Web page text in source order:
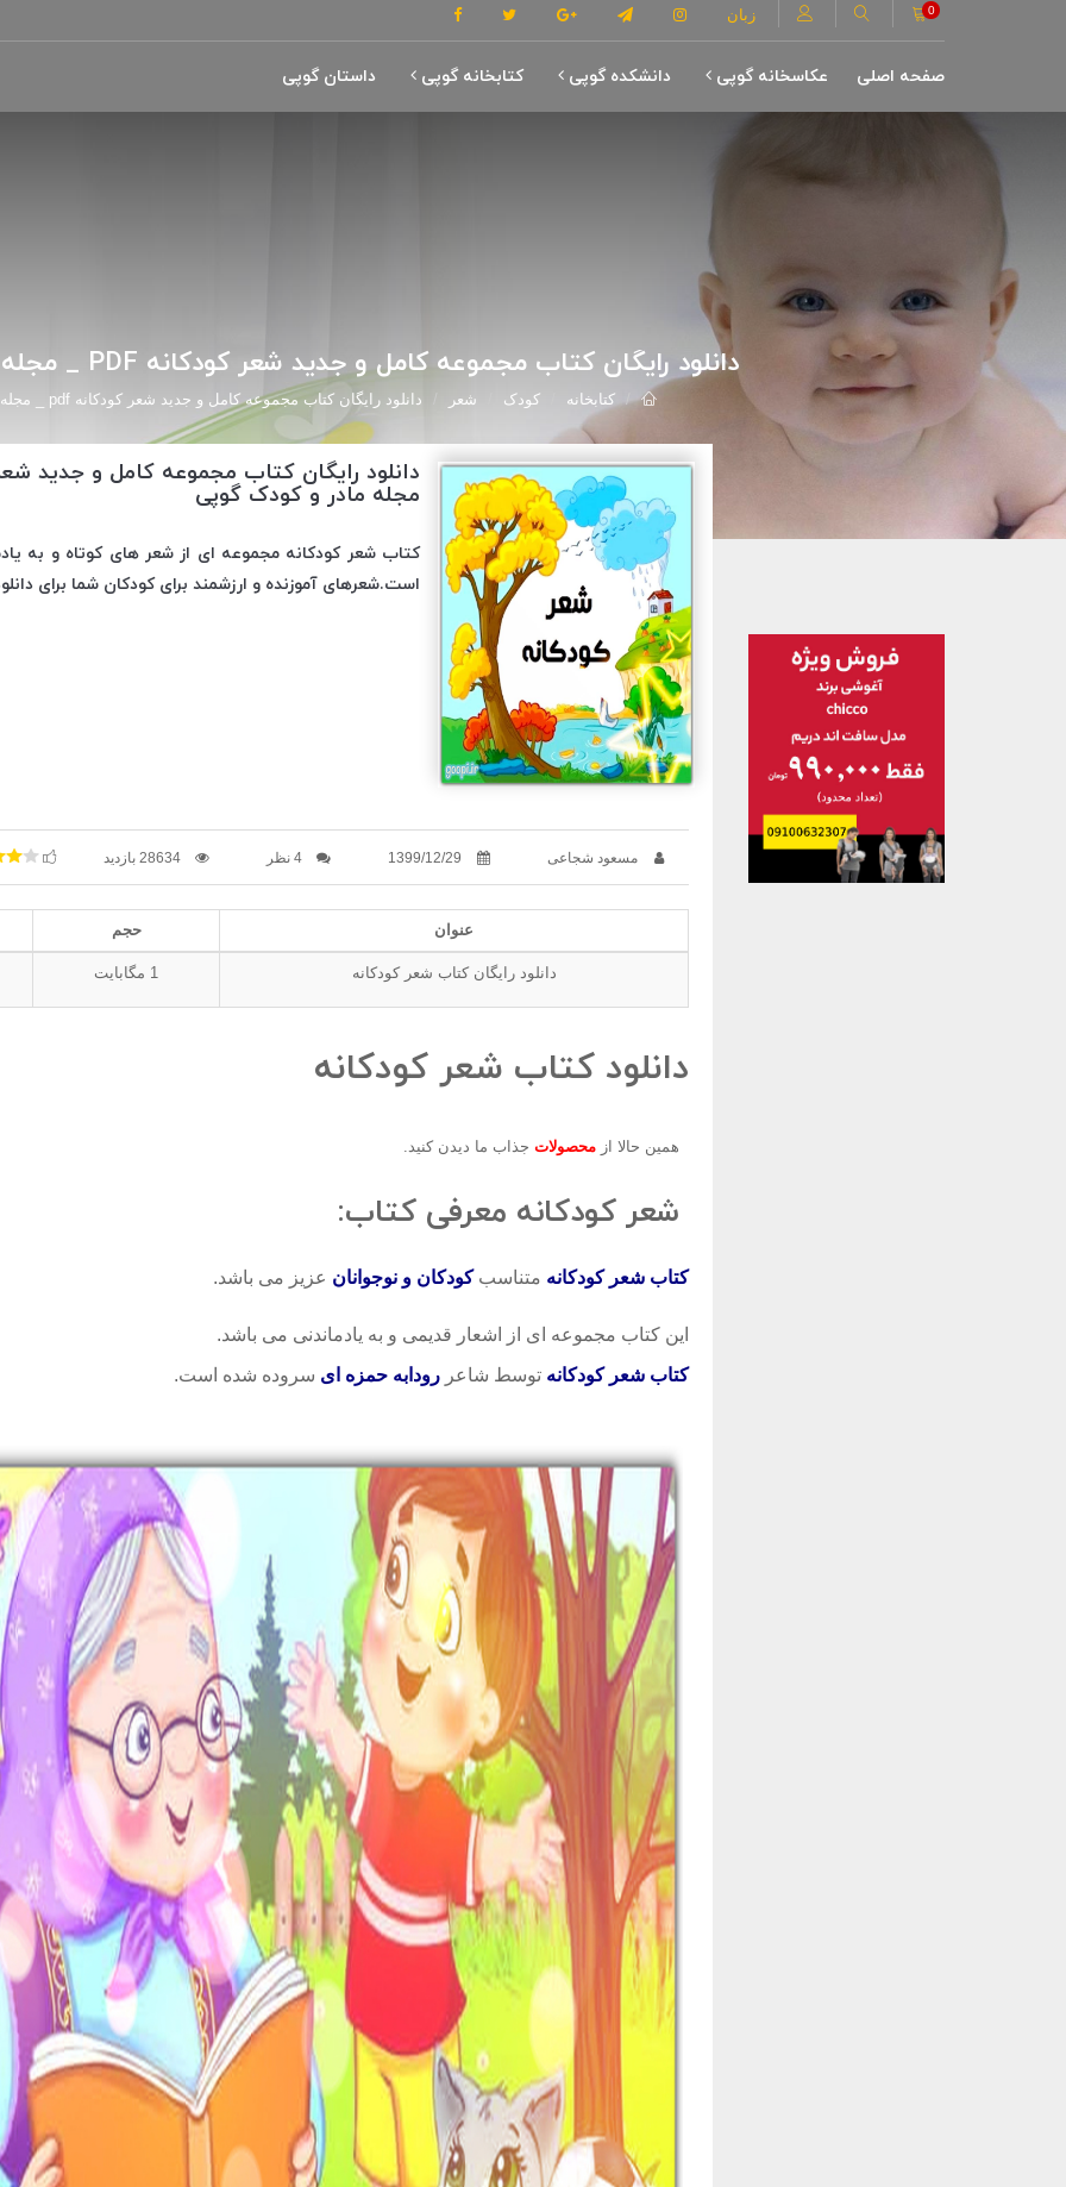
زبان 0
صفحه اصلی عکاسخانه گوپی دانشکده گوپی کتابخانه گوپی داستان گوپی
دانلود رایگان کتاب مجموعه کامل و جدید شعر کودکانه PDF _ مجله مادر و کودک گوپی
کتابخانه کودک شعر دانلود رایگان کتاب مجموعه کامل و جدید شعر کودکانه pdf _ مجله مادر و کودک گوپی
مجله مادر و کودک گوپی
کتاب شعر کودکانه مجموعه ای از شعر های کوتاه و به
است.شعرهای آموزنده و ارزشمند برای کودکان شما برای
مسعود شجاعی 1399/12/29 4 نظر 28634 بازدید
عنوان حجم
دانلود رایگان کتاب شعر کودکانه 1 مگابایت
دانلود کتاب شعر کودکانه
همین حالا از محصولات جذاب ما دیدن کنید.
شعر کودکانه معرفی کتاب:
کتاب شعر کودکانه متناسبکودکان و نوجوانان عزیز می باشد.
این کتاب مجموعه ای از اشعار قدیمی و به یادماندنی می باشد.
کتاب شعر کودکانه توسط شاعر رودابه حمزه ای سروده شده است.